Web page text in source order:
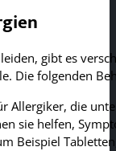
gibt es
Die folgenden
Allergiker, die
sie helfen,
Beispiel